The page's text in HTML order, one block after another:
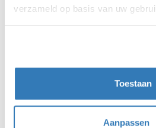
verzameld op basis van uw
Toestaan
Aanpassen
dit reservoir met gemak 2,5
tappen en na ongeveer 10
Type reservoir:
Inhoud: